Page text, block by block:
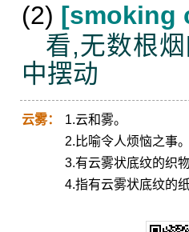
(2) [smoking
看,无数根
中摆动
云雾：
1.云和雾。
2.比喻令人烦恼之事。
3.有云雾状底纹的织物
4.指有云雾状底纹的纸